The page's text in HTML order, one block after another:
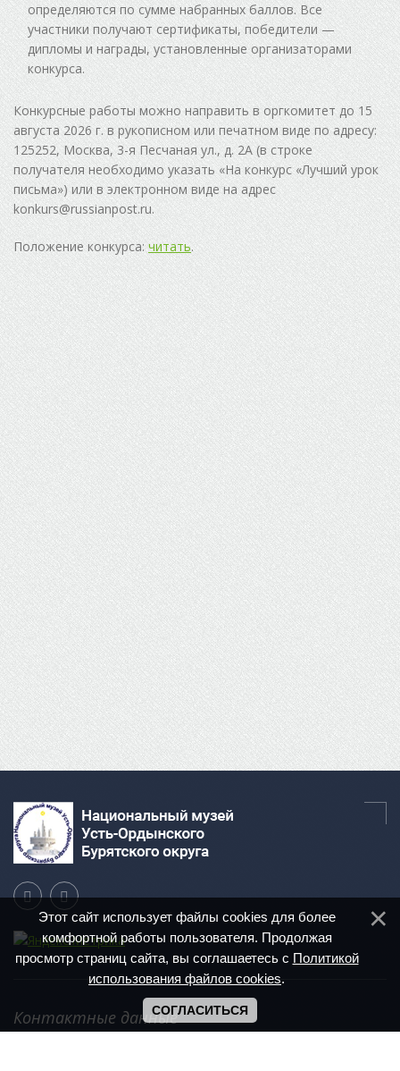
определяются по сумме набранных баллов. Все
участники получают сертификаты, победители —
дипломы и награды, установленные организаторами
конкурса.
Конкурсные работы можно направить в оргкомитет до 15
августа 2026 г. в рукописном или печатном виде по адресу:
125252, Москва, 3-я Песчаная ул., д. 2А (в строке
получателя необходимо указать «На конкурс «Лучший урок
письма») или в электронном виде на адрес
konkurs@russianpost.ru.
Положение конкурса: читать.
Контактные данные
Этот сайт использует файлы cookies для более
комфортной работы пользователя. Продолжая
просмотр страниц сайта, вы соглашаетесь с Политикой
использования файлов cookies.
СОГЛАСИТЬСЯ